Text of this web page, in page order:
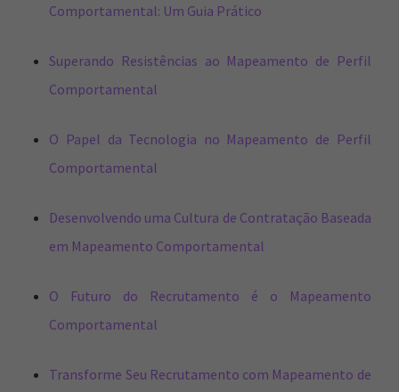
Comportamental: Um Guia Prático
Superando Resistências ao Mapeamento de Perfil
Comportamental
O Papel da Tecnologia no Mapeamento de Perfil
Comportamental
Desenvolvendo uma Cultura de Contratação Baseada
em Mapeamento Comportamental
O Futuro do Recrutamento é o Mapeamento
Comportamental
Transforme Seu Recrutamento com Mapeamento de